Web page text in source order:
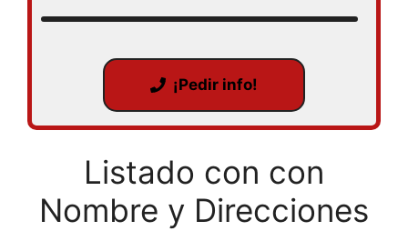
¡Pedir info!
Listado con con
Nombre y Direcciones